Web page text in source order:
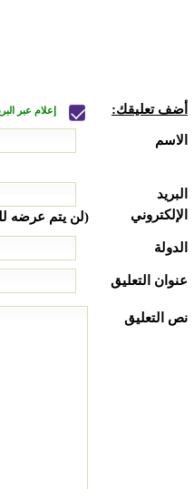
أضف تعليقك: إعلام عبر
الاسم
البريد
الإلكتروني
(لن يتم عرضه
الدولة
عنوان التعليق
نص التعليق